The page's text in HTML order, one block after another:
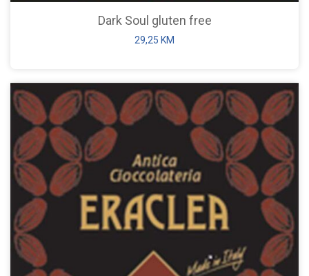
Dark Soul gluten free
29,25 KM